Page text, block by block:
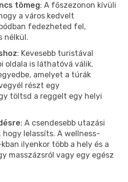
tömeg: A főszezonon kívüli
a város kedvelt
fedezheted fel,
nélkül.
: Kevesebb turistával
oldala is láthatóvá válik.
amelyet a túrák
részt egy
töltsd a reggelt egy helyi
: A csendesebb utazási
hogy lelassíts. A wellness-
ilyenkor több a hely és a
masszázsról vagy egy egész